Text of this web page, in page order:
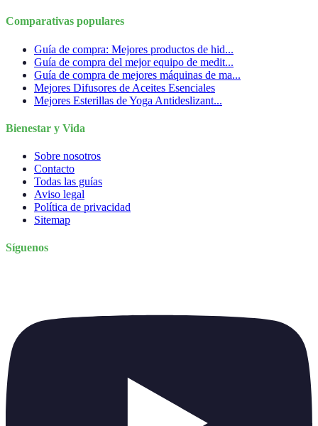
Comparativas populares
Guía de compra: Mejores productos de hid...
Guía de compra del mejor equipo de medit...
Guía de compra de mejores máquinas de ma...
Mejores Difusores de Aceites Esenciales
Mejores Esterillas de Yoga Antideslizant...
Bienestar y Vida
Sobre nosotros
Contacto
Todas las guías
Aviso legal
Política de privacidad
Sitemap
Síguenos